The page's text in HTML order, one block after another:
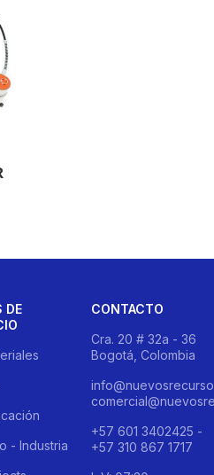
DE
- Industria
CONTACTO
Cra. 20 # 32a - 36
Bogotá, Colombia
+57 601 3402425 -
+57 310 867 1717